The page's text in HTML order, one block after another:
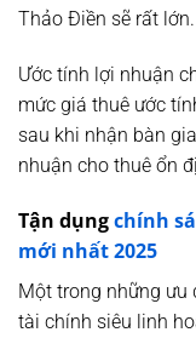
Thảo Điền sẽ rất lớn.
Ước tính lợi nhuận
mức giá thuê ước
sau khi nhận bàn
nhuận cho thuê ổn
Tận dụngchính
mới nhất 2025
Một trong những ưu
tài chính siêu linh